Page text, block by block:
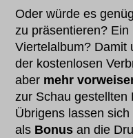
Oder würde es
zu präsentieren? Ein
Viertelalbum? Damit
der kostenlosen
aber mehr
zur Schau gestellten
Übrigens lassen
als Bonus an die